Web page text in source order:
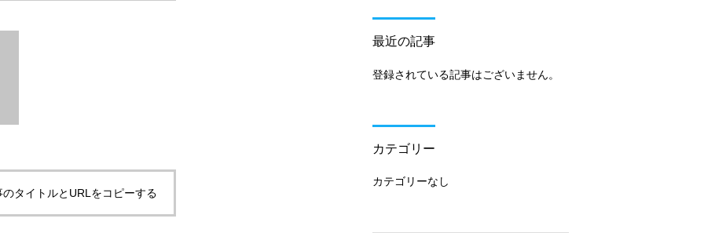
のタイトルとURLをコピーする
最近の記事
登録されている記事はございません。
カテゴリー
カテゴリーなし